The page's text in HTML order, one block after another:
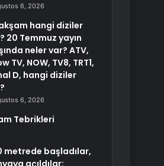
6, 2026
hangi diziler
20 Temmuz yayın
neler var? ATV,
TV, NOW, TV8, TRT1,
D, hangi diziler
6, 2026
Tebrikleri
metrede başladılar,
açıldılar: